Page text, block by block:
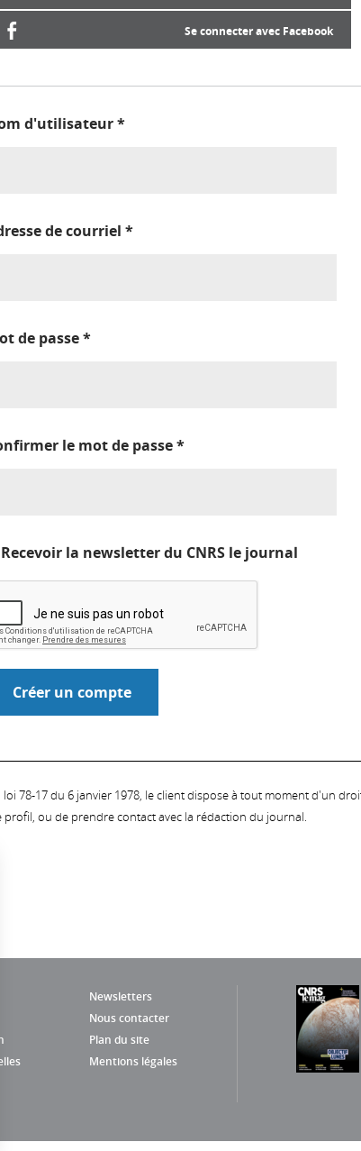
Se connecter avec Facebook
d'utilisateur*
de courriel *
de passe*
le mot de passe*
Recevoir la newsletter du CNRS le journal
78-17 du 6 janvier 1978, le client dispose à tout moment d'un
ou de prendre contact avec la rédaction du journal.
Newsletters
Nous contacter
Plan du site
Mentions légales